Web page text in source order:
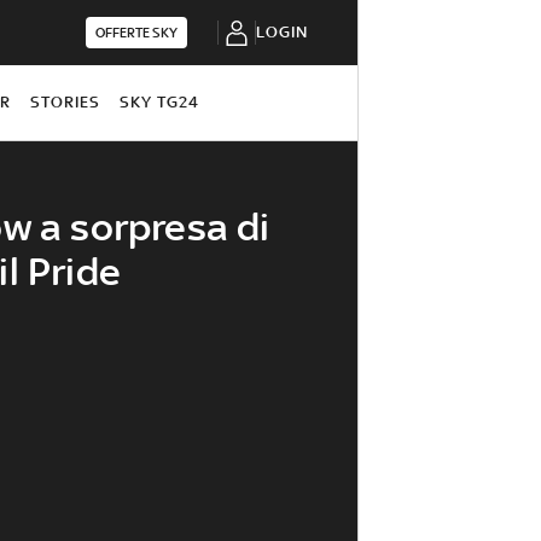
OFFERTE SKY LOGIN
STORIES SKY TG24
a sorpresa di
Pride